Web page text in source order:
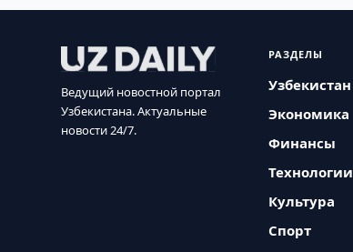
Ведущий новостной портал
Узбекистана. Актуальные
новости 24/7.
РАЗДЕЛЫ
Узбекистан
Экономика
Финансы
Технологии
Культура
Спорт